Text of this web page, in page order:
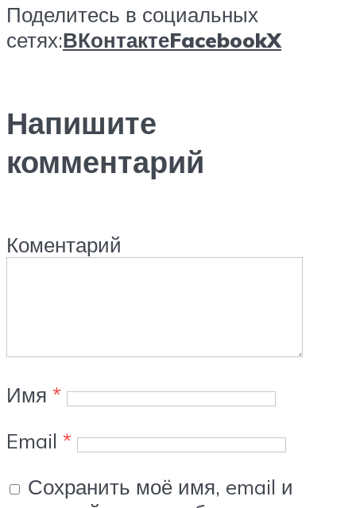
Поделитесь в социальных
сетях:ВКонтактеFacebookX
Напишите
комментарий
Коментарий
Имя *
Email *
Сохранить моё имя, email и